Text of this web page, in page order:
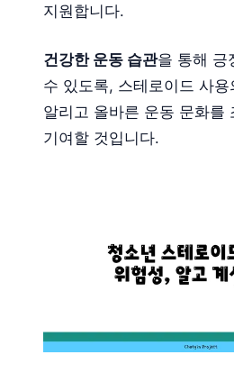
지원합니다.
건강한 운동 습관을 통해 긍
수 있도록, 스테로이드 사용
알리고 올바른 운동 문화를
기여할 것입니다.